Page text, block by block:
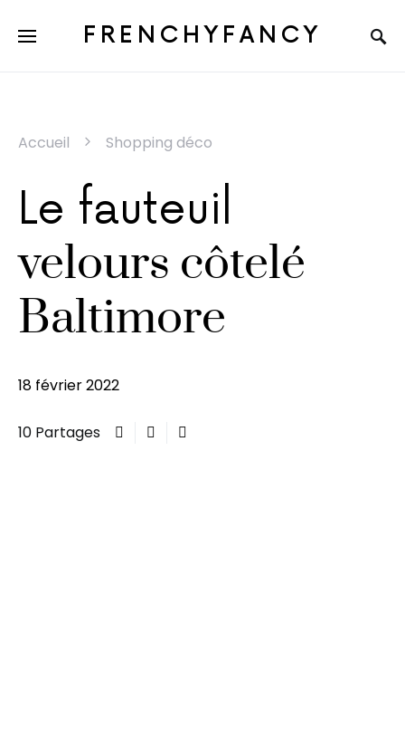
FRENCHYFANCY
Accueil Shopping déco
Le fauteuil
velours côtelé
Baltimore
18 février 2022
10 Partages